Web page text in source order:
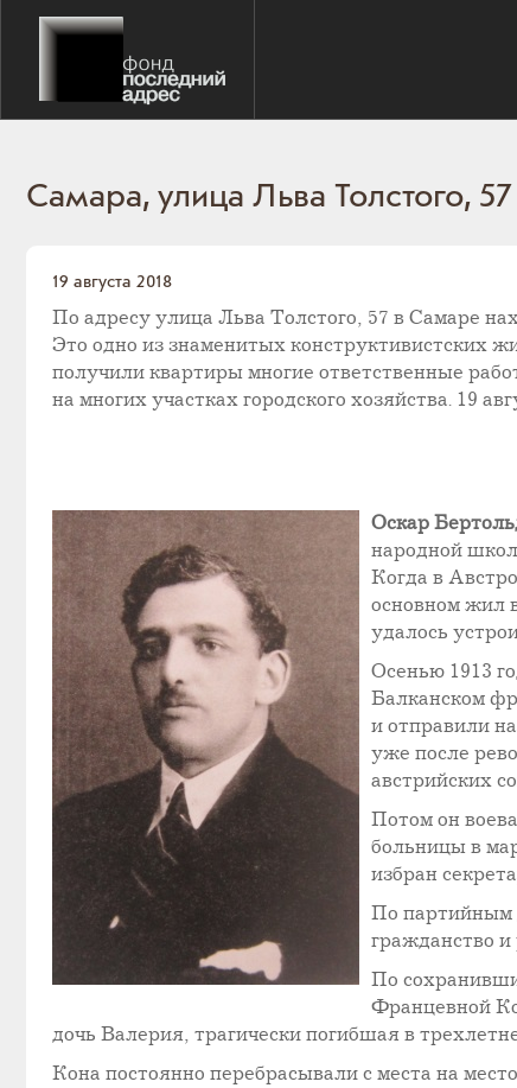
​Самара, улица Льва Толстого, 57
19 августа 2018
По адресу улица Льва Толстого, 57 в Самаре
Это одно из знаменитых конструктивистских
получили квартиры многие ответственные
на многих участках городского хозяйства. 19
Оскар
народной
Когда в
основном жил
удалось
Осенью 1913
Балканском
и отправили
уже после
австрийских
Потом он
больницы в
избран
По партийным
гражданство
По
Францевной
дочь Валерия, трагически погибшая в
Кона постоянно перебрасывали с места на